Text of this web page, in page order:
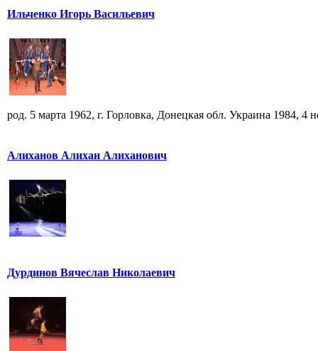
Ильченко Игорь Васильевич
род. 5 марта 1962, г. Горловка, Донецкая обл. Украина 1984, 4
Алиханов Алихан Алиханович
Дурдинов Вячеслав Николаевич